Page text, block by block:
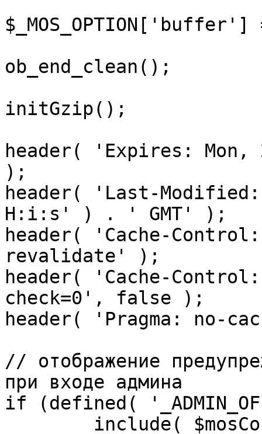
ob_end_clean();
initGzip();
header( 'Expires: Mon,
);
header( 'Last-
H:i:s' ) . ' GMT' );
header( 'Cache-
revalidate' );
header( 'Cache-
check=0', false );
header( 'Pragma: no-
// отображение
при входе админа
if (defined(